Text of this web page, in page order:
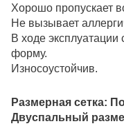
Хорошо пропускает
Не вызывает
В ходе
форму.
Износоустойчив.
Размерная сетка:
Двуспальный